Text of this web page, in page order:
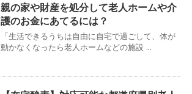
親の家や財産を処分して老人ホームや介
護のお金にあてるには？
「生活できるうちは自由に自宅で過ごして、体が
動かなくなったら老人ホームなどの施設 ...